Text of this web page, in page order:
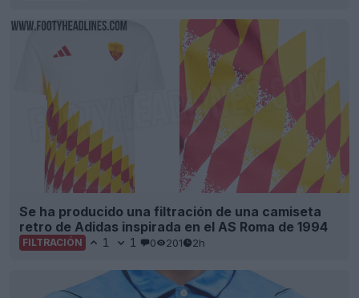
Se ha producido una filtración de una camiseta
retro de Adidas inspirada en el AS Roma de 1994
FILTRACIÓN 1 1 0 201 2h